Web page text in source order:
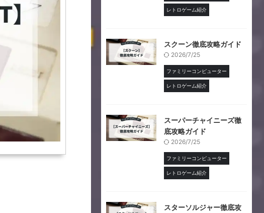
レトロゲーム紹介
スクーン徹底攻略ガイド
2026/7/25
ファミリーコンピューター
レトロゲーム紹介
スーパーチャイニーズ徹
底攻略ガイド
2026/7/25
ファミリーコンピューター
レトロゲーム紹介
スターソルジャー徹底攻